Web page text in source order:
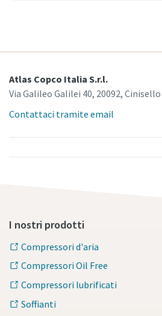
Atlas Copco Italia S.r.l.
Via Galileo Galilei 40, 20092,
Contattaci tramite email
I nostri prodotti
Compressori d'aria
Compressori Oil Free
Compressori lubrificati
Soffianti